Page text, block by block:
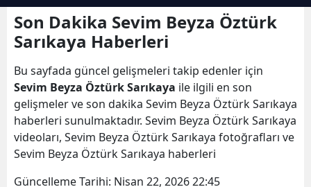
Bilecik
Bitlis
Bolu
Burdur
Bursa
Son Dakika Sevim Beyza Öztürk
Sarıkaya Haberleri
Bu sayfada güncel gelişmeleri takip edenler için
Sevim Beyza Öztürk Sarıkaya ile ilgili en son
gelişmeler ve son dakika Sevim Beyza Öztürk Sarıkaya
haberleri sunulmaktadır. Sevim Beyza Öztürk Sarıkaya
videoları, Sevim Beyza Öztürk Sarıkaya fotoğrafları ve
Sevim Beyza Öztürk Sarıkaya haberleri
Güncelleme Tarihi: Nisan 22, 2026 22:45